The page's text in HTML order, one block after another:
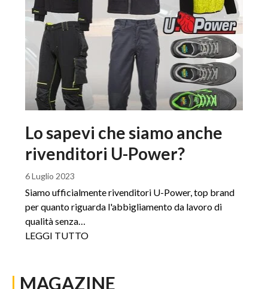
Lo sapevi che siamo anche
rivenditori U-Power?
6 Luglio 2023
Siamo ufficialmente rivenditori U-Power, top brand
per quanto riguarda l'abbigliamento da lavoro di
qualità senza…
LEGGI TUTTO
| MAGAZINE